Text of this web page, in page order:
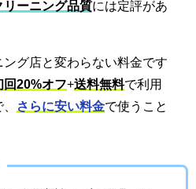
リーニング品質には定評があ
グ店と変わらない料金です
回20%オフ+送料無料で利用
さらに安い料金で使うこと